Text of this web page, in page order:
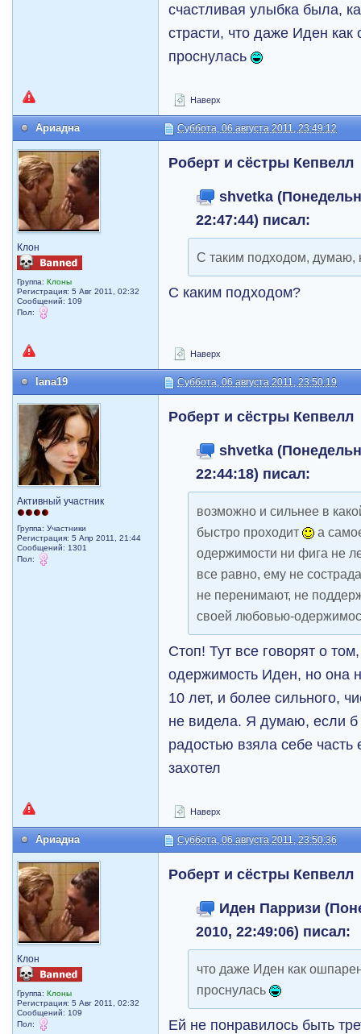
счастливая улыбка была,
страсти, что даже Иден
проснулась
Наверх
Ариадна Суббота, 06 августа 2011, 23:49:12
Клон
Группа:Клоны
Регистрация: 5 Авг 2011, 02:32
Сообщений: 109
Пол:
Роберт и сёстры Кепвелл
shvetka
22:47:44) писал:
С таким подходом, думаю,
С каким подходом?
Наверх
lana19 Суббота, 06 августа 2011, 23:50:19
Активный участник
Группа: Участники
Регистрация: 5 Апр 2011, 21:44
Сообщений: 1301
Пол:
Роберт и сёстры Кепвелл
shvetka
22:44:18) писал:
возможно и сильнее в
быстро проходит
а
одержимости ни фига не
все равно, ему не
не перенимают, не
своей любовью-
Стоп! Тут все говорят о
одержимость Иден, но она
10 лет, и более сильного,
не видела. Я думаю, если б
радостью взяла себе часть
захотел
Наверх
Ариадна Суббота, 06 августа 2011, 23:50:36
Клон
Группа:Клоны
Регистрация: 5 Авг 2011, 02:32
Сообщений: 109
Пол:
Роберт и сёстры Кепвелл
Иден Парризи
2010, 22:49:06) писал:
что даже Иден как
проснулась
Ей не понравилось быть